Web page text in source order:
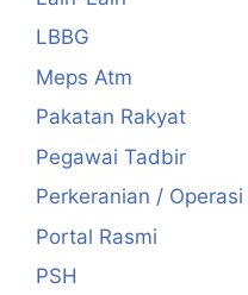
LBBG
Meps Atm
Pakatan Rakyat
Pegawai Tadbir
Perkeranian / Operasi
Portal Rasmi
PSH